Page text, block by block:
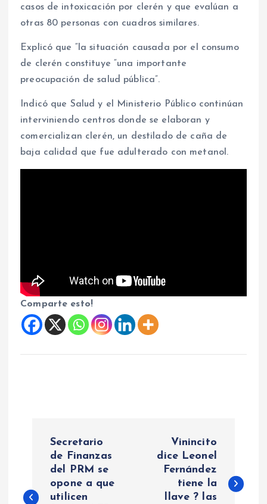
casos de intoxicación por clerén y que evalúan a
otras 80 personas con cuadros similares.
Explicó que “la situación causada por el consumo
de clerén constituye “una importante
preocupación de salud pública”.
Indicó que Salud y el Ministerio Público continúan
interviniendo centros donde se elaboran y
comercializan clerén, un destilado de caña de
baja calidad que fue adulterado con metanol.
Comparte esto!
v
Secretario
de Finanzas
del PRM se
opone a que
utilicen
Vinincito
dice Leonel
Fernández
tiene la
llave ? las